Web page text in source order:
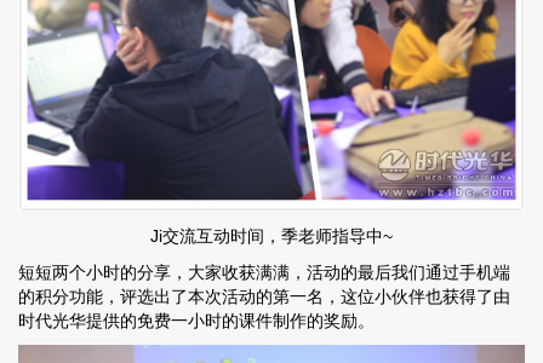
Ji交流互动时间，季老师指导中~
短短两个小时的分享，大家收获满满，活动的最后我们通过手机端
的积分功能，评选出了本次活动的第一名，这位小伙伴也获得了由
时代光华提供的免费一小时的课件制作的奖励。